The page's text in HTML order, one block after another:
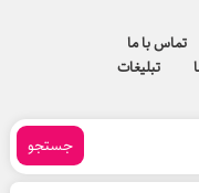
تماس با ما
تبلیغات
جستجو